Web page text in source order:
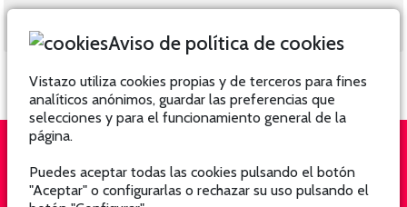
QUIÉNES SOMOS
Aviso de política de cookies
Vistazo utiliza cookies propias y de terceros para fines
analíticos anónimos, guardar las preferencias que
selecciones y para el funcionamiento general de la
página.
Puedes aceptar todas las cookies pulsando el botón
"Aceptar" o configurarlas o rechazar su uso pulsando el